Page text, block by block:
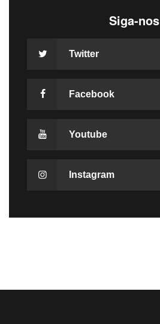
Siga-nos
Twitter
Facebook
Youtube
Instagram